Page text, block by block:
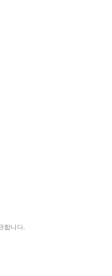
합니다.